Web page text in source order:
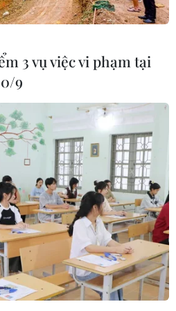
lớn
2026/27
vs
trò HLV Kim
đầu bảng?
Campuchia:
tua toan tính
3 vụ việc vi phạm tại
9